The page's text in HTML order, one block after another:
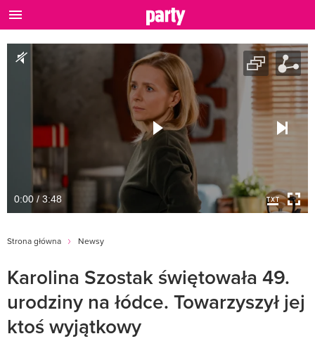
0:00 / 3:48
Strona główna Newsy
Karolina Szostak świętowała 49.
urodziny na łódce. Towarzyszył jej
ktoś wyjątkowy